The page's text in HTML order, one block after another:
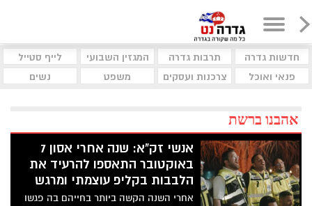
חדשות גדרה תרבות גדרה המגזין השבועי
לייף סטייל
פנאי ואוכל
צרכנות ועסקים משפט נשים
אהבנו ברשת
אנשי זק"א: שנה אחרי אסון 7
באוקטובר התאספו להרעיד את
הלבבות בקליפ עוצמתי ומרגש
אחרי השנה הקשה ביותר בחייהם בה פגשו